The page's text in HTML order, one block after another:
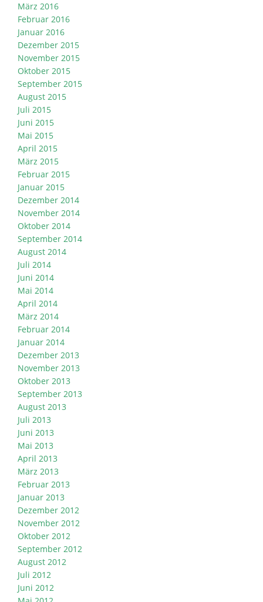
März 2016
Februar 2016
Januar 2016
Dezember 2015
November 2015
Oktober 2015
September 2015
August 2015
Juli 2015
Juni 2015
Mai 2015
April 2015
März 2015
Februar 2015
Januar 2015
Dezember 2014
November 2014
Oktober 2014
September 2014
August 2014
Juli 2014
Juni 2014
Mai 2014
April 2014
März 2014
Februar 2014
Januar 2014
Dezember 2013
November 2013
Oktober 2013
September 2013
August 2013
Juli 2013
Juni 2013
Mai 2013
April 2013
März 2013
Februar 2013
Januar 2013
Dezember 2012
November 2012
Oktober 2012
September 2012
August 2012
Juli 2012
Juni 2012